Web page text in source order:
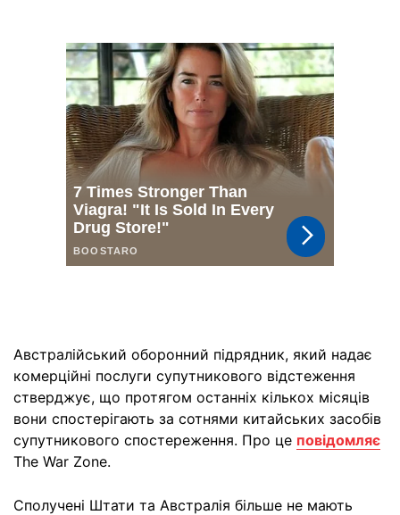
Австралійський оборонний підрядник, який надає
комерційні послуги супутникового відстеження
стверджує, що протягом останніх кількох місяців
вони спостерігають за сотнями китайських засобів
супутникового спостереження. Про це повідомляє
The War Zone.
Сполучені Штати та Австралія більше не мають